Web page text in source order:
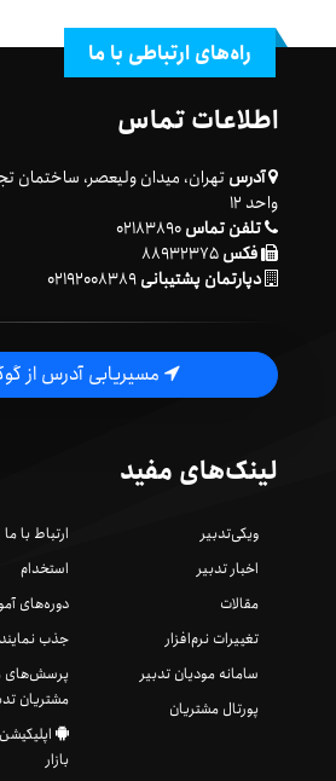
راه‌های ارتباطی با ما
اطلاعات تماس
آدرس
واحد ۱۲
تلفن تماس۰۲۱۸۳۸۹۰
فکس۸۸۹۳۲۳۷۵
دپارتمان پشتیبانی۰۲۱۹۲۰۰۸۳۸۹
مسیریابی آدرس از
لینک‌های مفید
ویکی‌تدبیر
اخبار تدبیر
مقالات
تغییرات نرم‌افزار
سامانه مودیان تدبیر
پورتال مشتریان
ارتباط با ما
استخدام
دوره‌های
جذب
پرسش‌های
مشتریان
بازار